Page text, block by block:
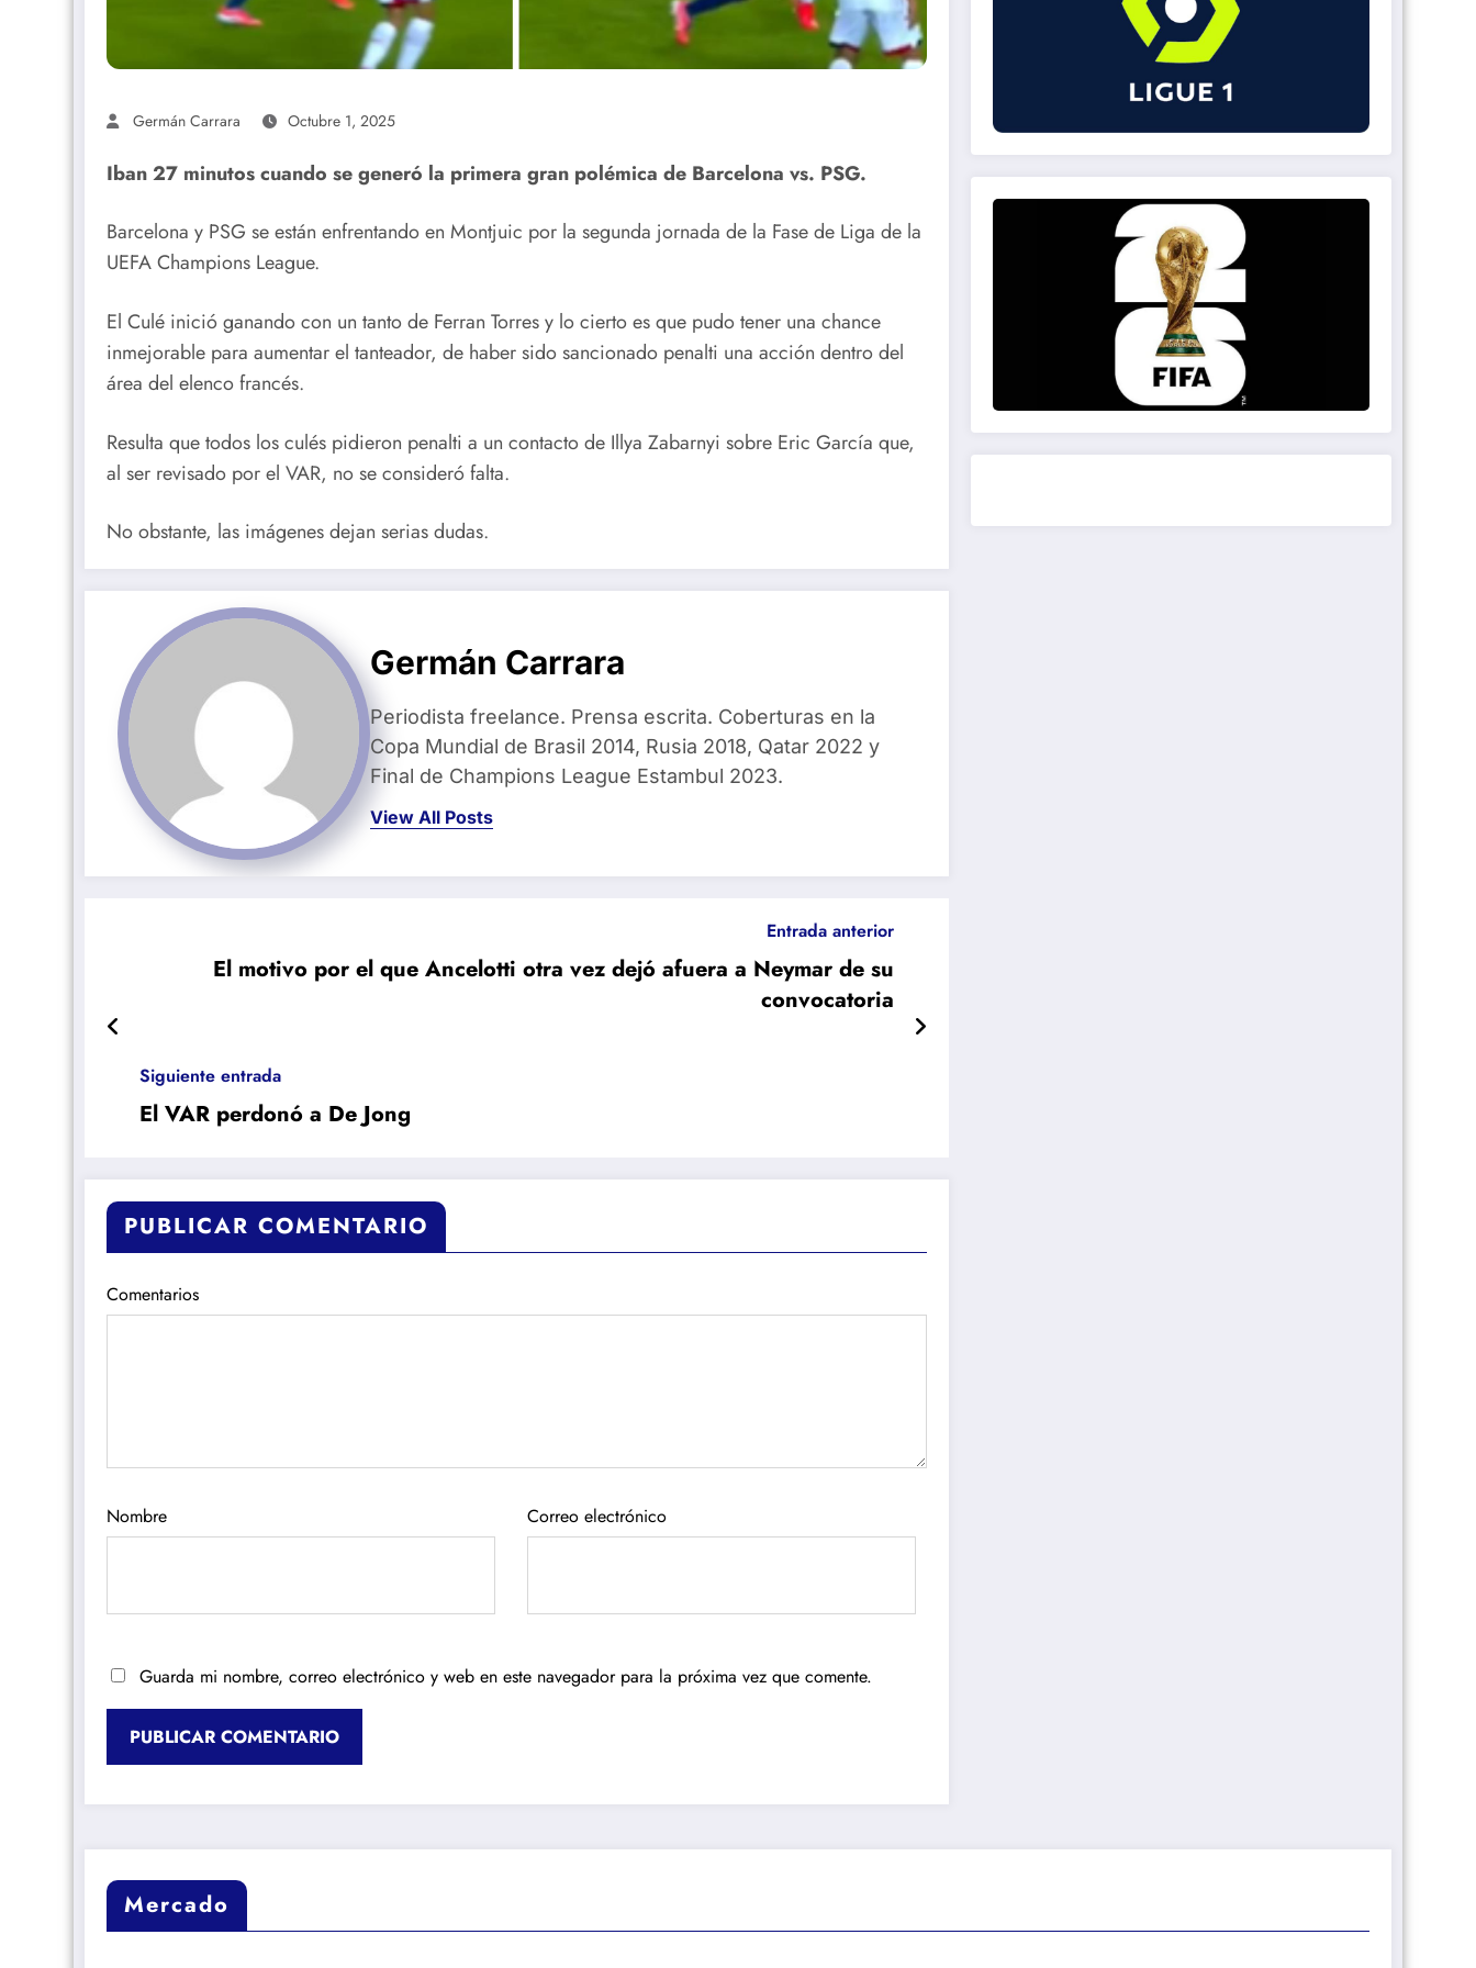
Germán Carrara Octubre 1, 2025
Iban 27 minutos cuando se generó la primera gran polémica de Barcelona vs. PSG.
Barcelona y PSG se están enfrentando en Montjuic por la segunda jornada de la Fase de Liga de la
UEFA Champions League.
El Culé inició ganando con un tanto de Ferran Torres y lo cierto es que pudo tener una chance
inmejorable para aumentar el tanteador, de haber sido sancionado penalti una acción dentro del
área del elenco francés.
Resulta que todos los culés pidieron penalti a un contacto de Illya Zabarnyi sobre Eric García que,
al ser revisado por el VAR, no se consideró falta.
No obstante, las imágenes dejan serias dudas.
Germán Carrara
Periodista freelance. Prensa escrita. Coberturas en la
Copa Mundial de Brasil 2014, Rusia 2018, Qatar 2022 y
Final de Champions League Estambul 2023.
View All Posts
Entrada anterior
El motivo por el que Ancelotti otra vez dejó afuera a Neymar de su
convocatoria
Siguiente entrada
El VAR perdonó a De Jong
PUBLICAR COMENTARIO
Comentarios
Nombre Correo electrónico
Guarda mi nombre, correo electrónico y web en este navegador para la próxima vez que comente.
Mercado